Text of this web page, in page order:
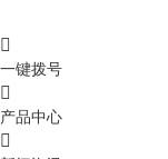

一键拨号

产品中心
